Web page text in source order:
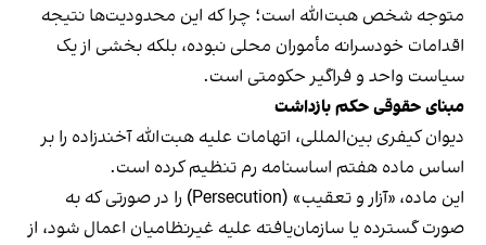
متوجه شخص هبت‌الله است؛ چرا که این محدودیت‌ها نتیجه
اقدامات خودسرانه مأموران محلی نبوده، بلکه بخشی از یک
سیاست واحد و فراگیر حکومتی است.
مبنای حقوقی حکم بازداشت
دیوان کیفری بین‌المللی، اتهامات علیه هبت‌الله آخندزاده را بر
اساس ماده هفتم اساسنامه رم تنظیم کرده است.
این ماده، «آزار و تعقیب» (Persecution) را در صورتی که به
صورت گسترده یا سازمان‌یافته علیه غیرنظامیان اعمال شود، از